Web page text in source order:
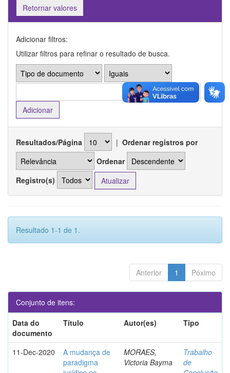
Retornar valores
Adicionar filtros:
Utilizar filtros para refinar o resultado de busca.
Resultados/Página | Ordenar registros por
Ordenar
Registro(s)
Resultado 1-1 de 1.
Anterior 1 Póximo
Conjunto de itens:
Data do
documento
Título Autor(es) Tipo
11-Dec-2020
A mudança de
paradigma
MORAES,
Victoria Bayma
Trabalho
de